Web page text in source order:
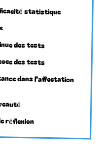
statistique
des tests
des tests
dans l’affectation
réflexion